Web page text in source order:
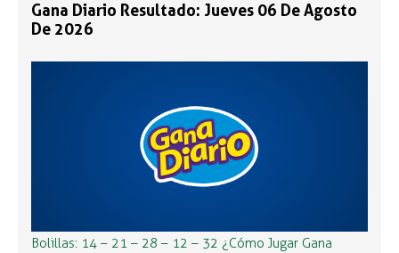
Gana Diario Resultado: Jueves 06 De Agosto
De 2026
Bolillas: 14 – 21 – 28 – 12 – 32 ¿Cómo Jugar Gana